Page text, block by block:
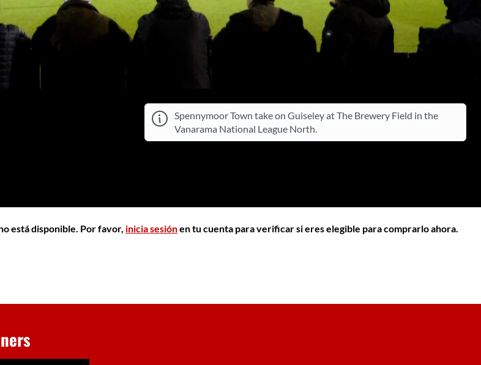
Spennymoor Town take on Guiseley at The Brewery Field in the
Vanarama National League North.
está disponible. Por favor, inicia sesiónen tu cuenta para verificar si eres elegible para comprarlo ahora.